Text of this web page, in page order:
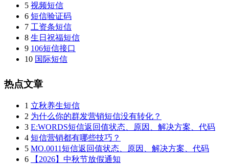
5 视频短信
6 短信验证码
7 工资条短信
8 生日祝福短信
9 106短信接口
10 国际短信
热点文章
1 立秋养生短信
2 为什么你的群发营销短信没有转化？
3 E:WORDS短信返回值状态、原因、解决方案、代码
4 短信营销都有哪些技巧？
5 MO.0011短信返回值状态、原因、解决方案、代码
6
【2026】中秋节放假通知